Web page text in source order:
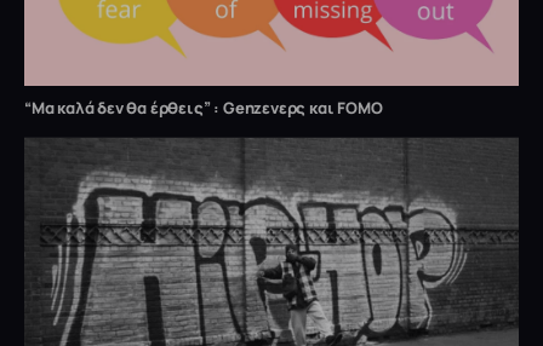
“Μα καλά δεν θα έρθεις” : Genzενερς και FOMO